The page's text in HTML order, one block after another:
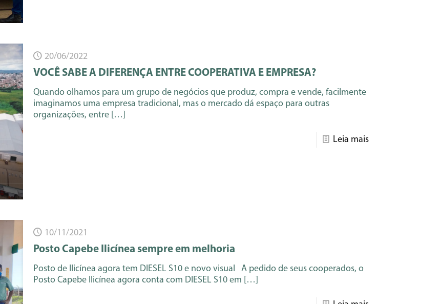
20/06/2022
VOCÊ SABE A DIFERENÇA ENTRE COOPERATIVA E EMPRESA?
Quando olhamos para um grupo de negócios que produz, compra e vende, facilmente
imaginamos uma empresa tradicional, mas o mercado dá espaço para outras
organizações, entre[…]
Leia mais
10/11/2021
Posto Capebe Ilicínea sempre em melhoria
Posto de Ilicínea agora tem DIESEL S10 e novo visual A pedido de seus cooperados, o
Posto Capebe Ilicínea agora conta com DIESEL S10 em […]